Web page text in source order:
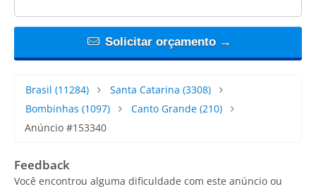
Solicitar orçamento →
Brasil (11284) Santa Catarina (3308)
Bombinhas (1097) Canto Grande(210)
Anúncio #153340
Feedback
Você encontrou alguma dificuldade com este anúncio ou